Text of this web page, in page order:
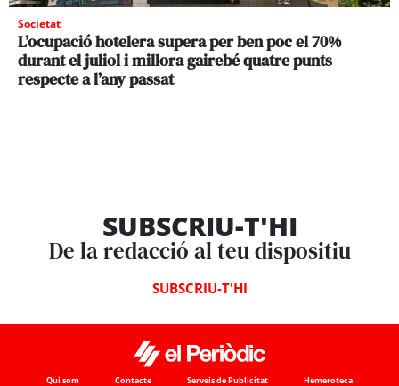
Societat
L’ocupació hotelera supera per ben poc el 70%
durant el juliol i millora gairebé quatre punts
respecte a l’any passat
SUBSCRIU-T'HI
De la redacció al teu dispositiu
SUBSCRIU-T'HI
Qui som Contacte Serveis de Publicitat Hemeroteca